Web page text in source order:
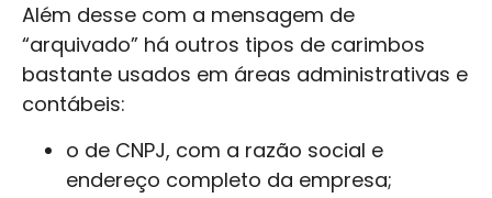
Além desse com a mensagem de
“arquivado” há outros tipos de carimbos
bastante usados em áreas administrativas e
contábeis:
o de CNPJ, com a razão social e
endereço completo da empresa;